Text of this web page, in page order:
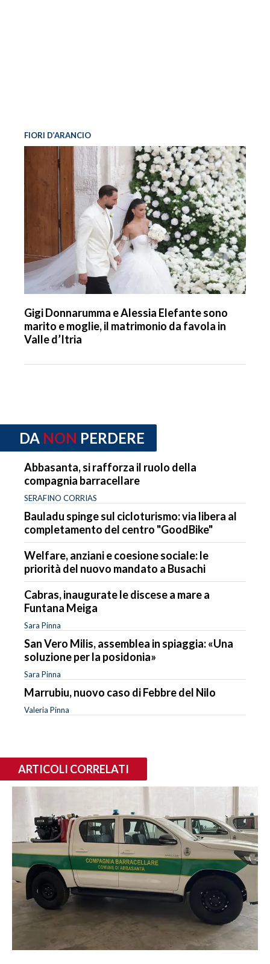
FIORI D’ARANCIO
Gigi Donnarumma e Alessia Elefante sono
marito e moglie, il matrimonio da favola in
Valle d’Itria
DA NON PERDERE
Abbasanta, si rafforza il ruolo della
compagnia barracellare
SERAFINO CORRIAS
Bauladu spinge sul cicloturismo: via libera al
completamento del centro "GoodBike"
Welfare, anziani e coesione sociale: le
priorità del nuovo mandato a Busachi
Cabras, inaugurate le discese a mare a
Funtana Meiga
Sara Pinna
San Vero Milis, assemblea in spiaggia: «Una
soluzione per la posidonia»
Sara Pinna
Marrubiu, nuovo caso di Febbre del Nilo
Valeria Pinna
ARTICOLI CORRELATI